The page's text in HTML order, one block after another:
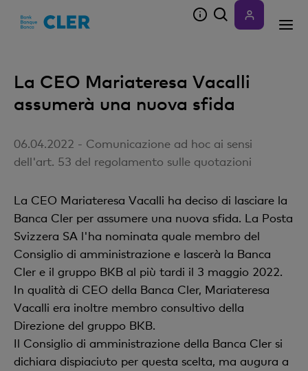
La CEO Mariateresa Vacalli
assumerà una nuova sfida
06.04.2022 - Comunicazione ad hoc ai sensi
dell'art. 53 del regolamento sulle quotazioni
La CEO Mariateresa Vacalli ha deciso di lasciare la
Banca Cler per assumere una nuova sfida. La Posta
Svizzera SA l'ha nominata quale membro del
Consiglio di amministrazione e lascerà la Banca
Cler e il gruppo BKB al più tardi il 3 maggio 2022.
In qualità di CEO della Banca Cler, Mariateresa
Vacalli era inoltre membro consultivo della
Direzione del gruppo BKB.
Il Consiglio di amministrazione della Banca Cler si
dichiara dispiaciuto per questa scelta, ma augura a